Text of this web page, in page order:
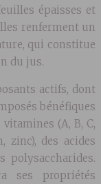
épaisses et
renferment un
qui constitue
du jus.
actifs, dont
bénéfiques
(A, B, C,
zinc), des acides
polysaccharides.
ses propriétés